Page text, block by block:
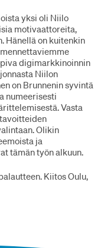
yksi oli Niilo
motivaattoreita,
Hänellä on kuitenkin
digimarkkinoinnin
Niilon
on Brunnenin syvintä
numeerisesti
Vasta
Olikin
ja
tämän työn alkuun.
Kiitos Oulu,